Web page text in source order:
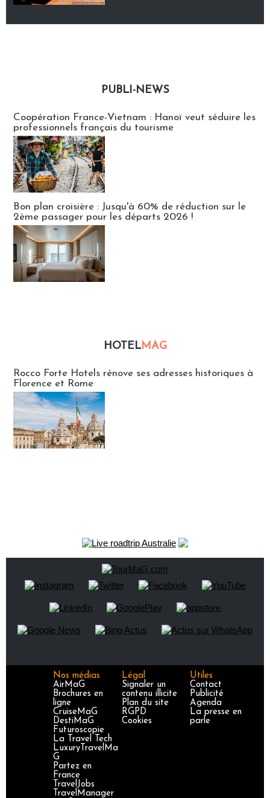
PUBLI-NEWS
Coopération France-Vietnam : Hanoï veut séduire les
professionnels français du tourisme
Bon plan croisière : Jusqu'à 60% de réduction sur le
2ème passager pour les départs 2026 !
HOTELMAG
Rocco Forte Hotels rénove ses adresses historiques à
Florence et Rome
Nos médias
AirMaG
Brochures en
ligne
CruiseMaG
DestiMaG
Futuroscopie
La Travel Tech
LuxuryTravelMa
G
Partez en
France
TravelJobs
TravelManager
Légal
Signaler un
contenu illicite
Plan du site
RGPD
Cookies
Utiles
Contact
Publicité
Agenda
La presse en
parle